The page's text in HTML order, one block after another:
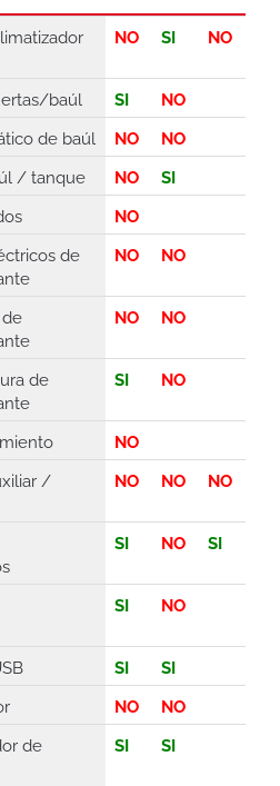
NO SI NO
baúl SI
NO
de baúl
NO
NO
/ tanque
NO
SI
NO
de
NO NO
NO NO
de
SI NO
NO
/
NO NO NO
SI NO SI
SI NO
SI
SI
NO
NO
de
SI SI